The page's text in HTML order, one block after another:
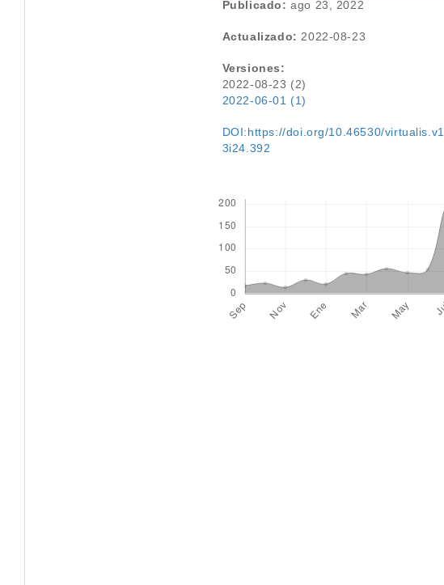
Publicado: ago 23, 2022
Actualizado: 2022-08-23
Versiones:
2022-08-23 (2)
2022-06-01 (1)
DOI:https://doi.org/10.46530/virtualis.v1
3i24.392